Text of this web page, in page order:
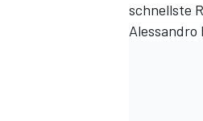
schnellste
Alessandro